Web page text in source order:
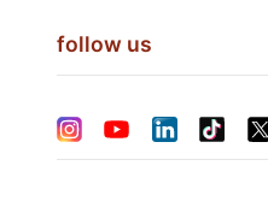
follow us